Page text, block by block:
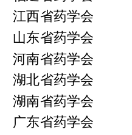
江西省药学会
山东省药学会
河南省药学会
湖北省药学会
湖南省药学会
广东省药学会